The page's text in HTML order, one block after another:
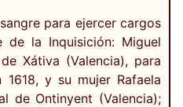
para ejercer cargos
la Inquisición: Miguel
Xátiva (Valencia), para
1618, y su mujer Rafaela
de Ontinyent (Valencia);